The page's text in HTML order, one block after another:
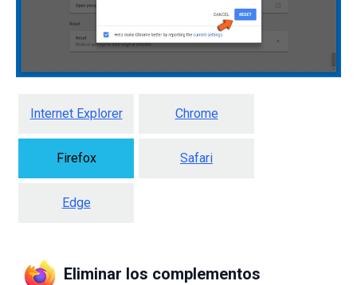
Internet Explorer Chrome
Firefox Safari
Edge
Eliminar los complementos